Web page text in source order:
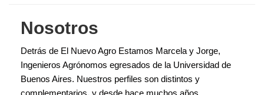
Nosotros
Detrás de El Nuevo Agro Estamos Marcela y Jorge,
Ingenieros Agrónomos egresados de la Universidad de
Buenos Aires. Nuestros perfiles son distintos y
complementarios, y desde hace muchos años